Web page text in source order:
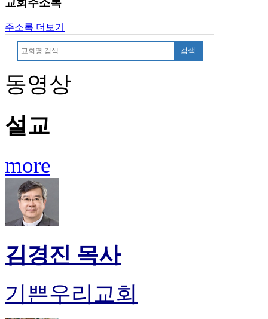
발
기
부
약
임
중
절
리
아
신
노
제
이
주소록 더보기
검색
동영상
설교
more
김경진 목사
기쁜우리교회